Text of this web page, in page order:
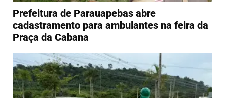
Prefeitura de Parauapebas abre
cadastramento para ambulantes na feira da
Praça da Cabana